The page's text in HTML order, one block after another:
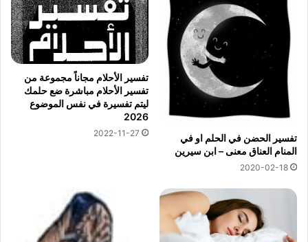
تفسير الحضن في الحلم او في
المنام العناق معنى – ابن سيرين
2020-02-18
تفسير الأحلام مجاناً مجموعة من
تفسير الأحلام مباشرة ضع حلمك
ليتم تفسيرة في نفس الموضوع
2026
2022-11-27